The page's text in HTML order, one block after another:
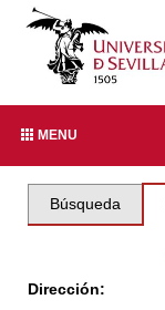
MENU
Búsqueda
Dirección: